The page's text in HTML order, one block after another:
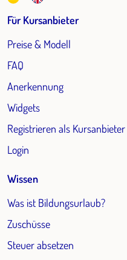
Für Kursanbieter
Preise & Modell
FAQ
Anerkennung
Widgets
Registrieren als Kursanbieter
Login
Wissen
Was ist Bildungsurlaub?
Zuschüsse
Steuer absetzen